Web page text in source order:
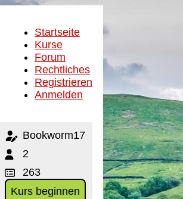
Startseite
Kurse
Forum
Rechtliches
Registrieren
Anmelden
Bookworm17
2
263
Kurs beginnen